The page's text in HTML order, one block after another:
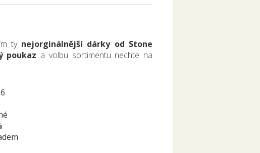
ty nejorginálnější dárky od Stone
poukaz a volbu sortimentu nechte na